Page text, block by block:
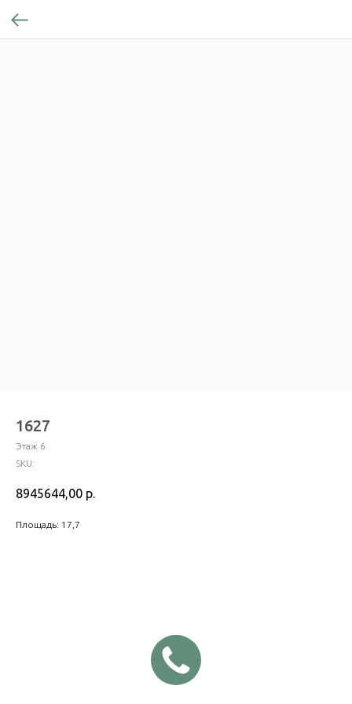
1627
Этаж 6
SKU:
8945644,00 р.
Площадь: 17,7